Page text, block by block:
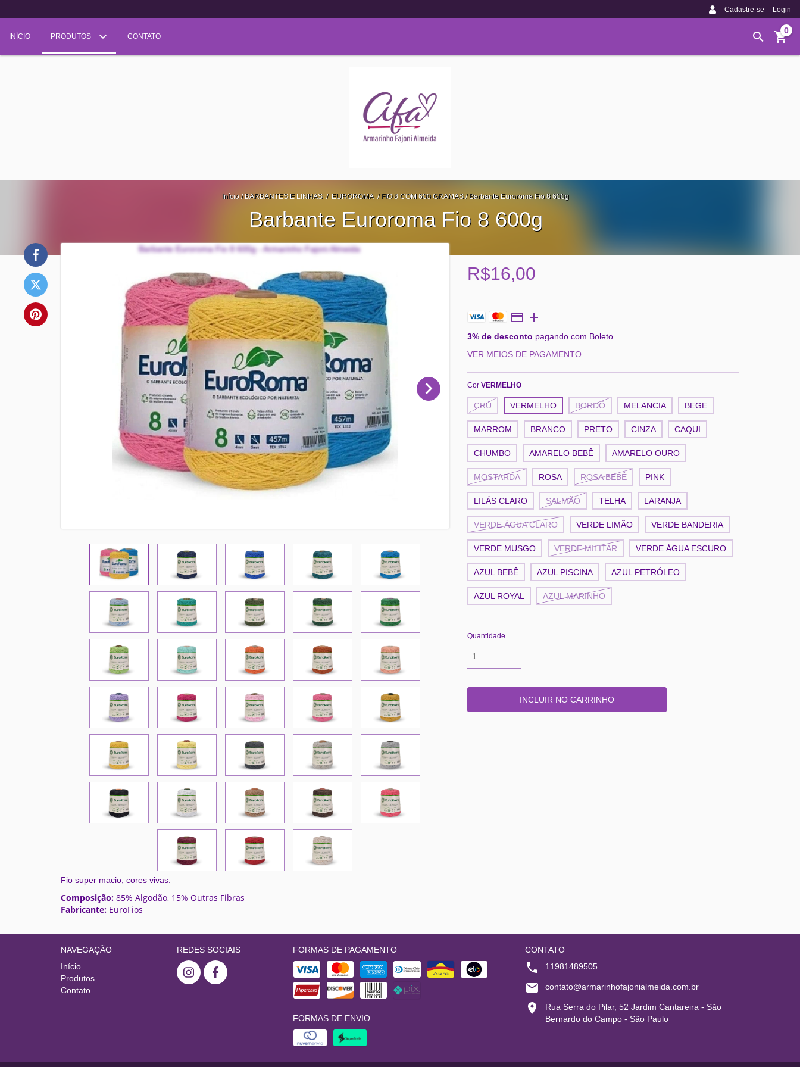
Cadastre-se Login
INÍCIO PRODUTOS CONTATO
0
Início / BARBANTES E LINHAS / EUROROMA / FIO 8 COM 600 GRAMAS / Barbante Euroroma Fio 8 600g
Barbante Euroroma Fio 8 600g
R$16,00
3% de desconto pagando com Boleto
VER MEIOS DE PAGAMENTO
Cor VERMELHO
CRÚ VERMELHO BORDÔ MELANCIA BEGE
MARROM BRANCO PRETO CINZA CAQUI
CHUMBO AMARELO BEBÊ AMARELO OURO
MOSTARDA ROSA ROSA BEBÊ PINK
LILÁS CLARO SALMÃO TELHA LARANJA
VERDE ÁGUA CLARO VERDE LIMÃO VERDE BANDERIA
VERDE MUSGO VERDE MILITAR VERDE ÁGUA ESCURO
AZUL BEBÊ AZUL PISCINA AZUL PETRÓLEO
AZUL ROYAL AZUL MARINHO
Quantidade
Fio super macio, cores vivas.
Composição: 85% Algodão, 15% Outras Fibras
Fabricante: EuroFios
NAVEGAÇÃO
Início
Produtos
Contato
REDES SOCIAIS FORMAS DE PAGAMENTO
FORMAS DE ENVIO
CONTATO
11981489505
contato@armarinhofajonialmeida.com.br
Rua Serra do Pilar, 52 Jardim Cantareira - São
Bernardo do Campo - São Paulo